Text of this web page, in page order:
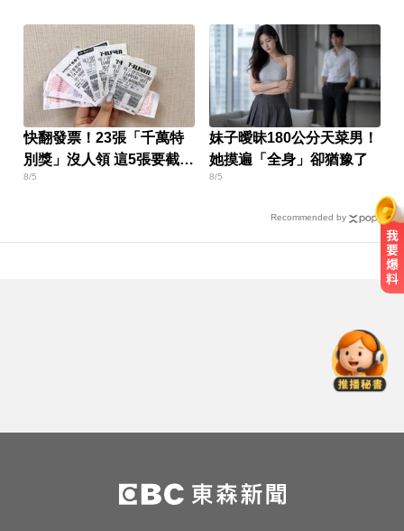
快翻發票！23張「千萬特
別獎」沒人領 這5張要截止
兌獎了
8/5
妹子曖昧180公分天菜男！
她摸遍「全身」卻猶豫了
8/5
Recommended by
大研究：罹癌風險下降4成
愛玩車／凱旋雙車登場 660新動力
更順暢